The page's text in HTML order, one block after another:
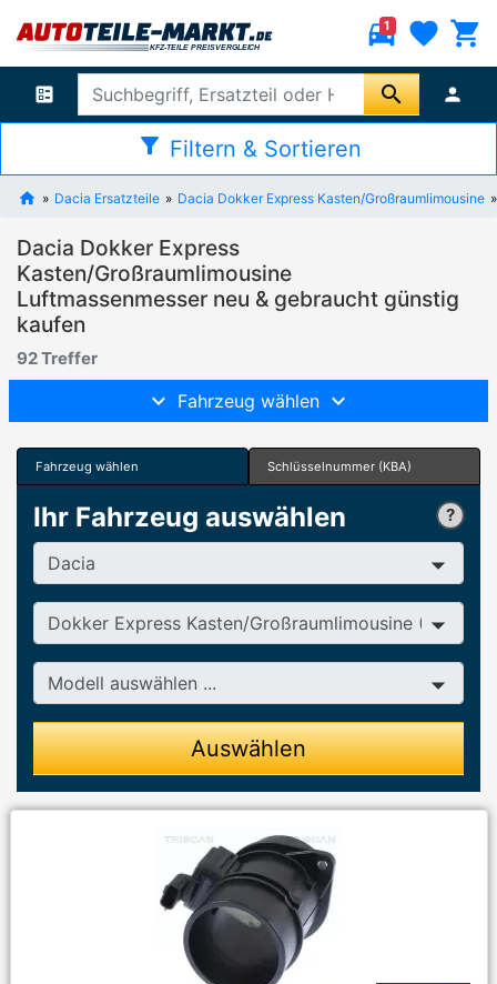
directions_car
1 favorite shopping_cart
ballot search person
filter_alt Filtern & Sortieren
Dacia Ersatzteile Dacia Dokker Express Kasten/Großraumlimousine
Dacia Dokker Express
Kasten/Großraumlimousine
Luftmassenmesser neu & gebraucht günstig
kaufen
92 Treffer
Fahrzeug wählen
Fahrzeug wählen Schlüsselnummer (KBA)
Ihr Fahrzeug auswählen
Hersteller
Baureihe
Modell
Auswählen